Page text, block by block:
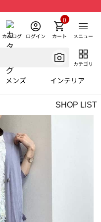
カタログ ログイン カート
0
メニュー
カテゴリ
メンズ インテリア
SHOP LIST